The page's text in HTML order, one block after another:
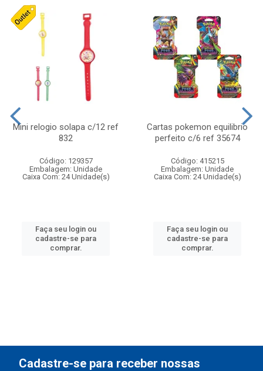
Mini relogio solapa c/12 ref
832
Código: 129357
Embalagem: Unidade
Caixa Com: 24 Unidade(s)
Faça seu login ou
cadastre-se para
comprar.
Cartas pokemon equilibrio
perfeito c/6 ref 35674
Código: 415215
Embalagem: Unidade
Caixa Com: 24 Unidade(s)
Faça seu login ou
cadastre-se para
comprar.
Cadastre-se para receber nossas